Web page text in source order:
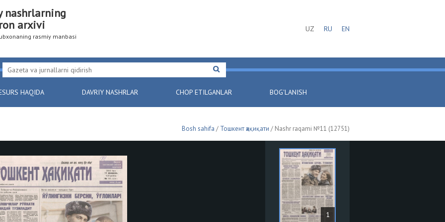
nashrlarning
arxivi
rasmiy manbasi
UZ RU EN
HAQIDA DAVRIY NASHRLAR CHOP ETILGANLAR BOG'LANISH
Bosh sahifa / Тошкент ҳақиқати / Nashr raqami №11 (12751)
1